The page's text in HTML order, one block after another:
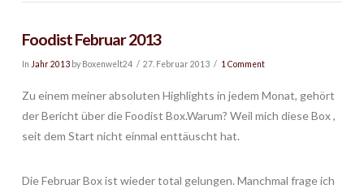
Foodist Februar 2013
In Jahr 2013by Boxenwelt24 27. Februar 2013 1 Comment
Zu einem meiner absoluten Highlights in jedem Monat, gehört
der Bericht über die Foodist Box.Warum? Weil mich diese Box ,
seit dem Start nicht einmal enttäuscht hat.
Die Februar Box ist wieder total gelungen. Manchmal frage ich